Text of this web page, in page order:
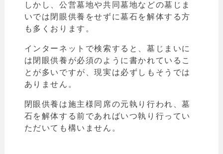
しかし、公営墓地や共同墓地などの墓じま
いでは 閉眼供養をせずに墓石を解体する方
も多くおります。
インターネットで検索すると、墓じまいに
は閉眼供養が必須のように書かれているこ
とが多いですが、現実は必ずしもそうでは
ありません。
閉眼供養は施主様同席の元執り行われ、墓
石を解体する前であればいつ執り行ってい
ただいても構いません。